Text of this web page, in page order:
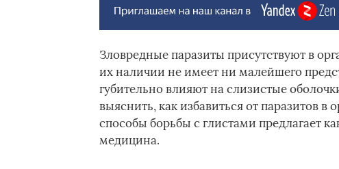
Зловредные паразиты присутствуют в
их наличии не имеет ни малейшего
губительно влияют на слизистые
выяснить, как избавиться от паразитов
способы борьбы с глистами предлагает
медицина.